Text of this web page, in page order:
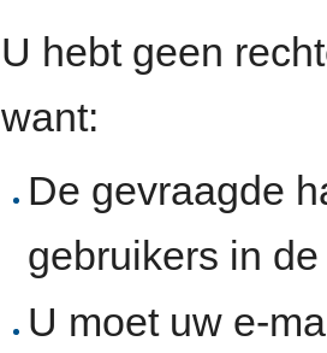
U hebt geen
want:
De gevraagde
gebruikers in
U moet uw e-